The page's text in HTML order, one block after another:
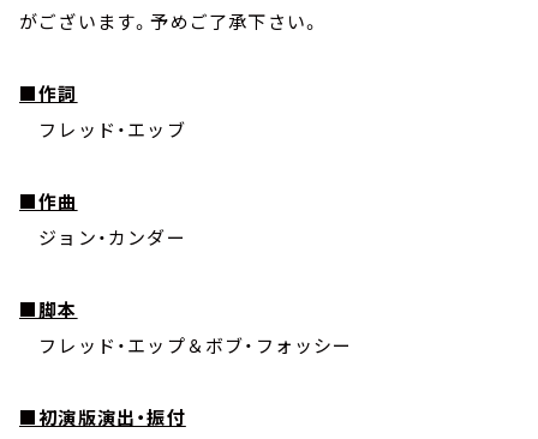
がございます。予めご了承下さい。
■作詞
フレッド・エッブ
■作曲
ジョン・カンダー
■脚本
フレッド・エップ＆ボブ・フォッシー
■初演版演出・振付